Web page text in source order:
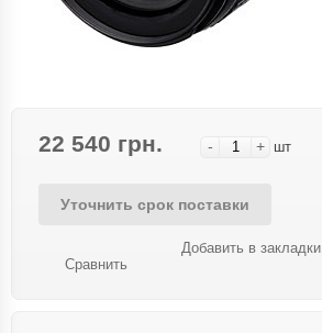
22 540 грн. - + шт
Уточнить срок поставки
Сравнить
Добавить в закладки